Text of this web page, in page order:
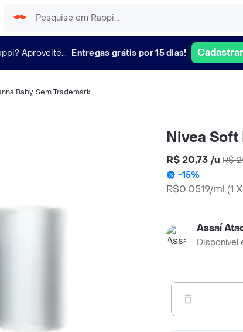
Aproveite... Entregas grátis por 15 dias!
Baby, Sem Trademark
Nivea
R$ 20,73 /u R$
-15%
R$0.0519/ml (1
Assaí
Disponível